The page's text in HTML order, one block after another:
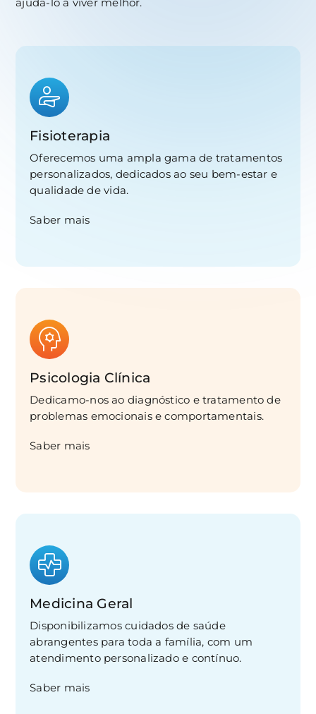
Fisioterapia
Oferecemos uma ampla gama de tratamentos
personalizados, dedicados ao seu bem-estar e
qualidade de vida.
Saber mais
Psicologia Clínica
Dedicamo-nos ao diagnóstico e tratamento de
problemas emocionais e comportamentais.
Saber mais
Medicina Geral
Disponibilizamos cuidados de saúde
abrangentes para toda a família, com um
atendimento personalizado e contínuo.
Saber mais